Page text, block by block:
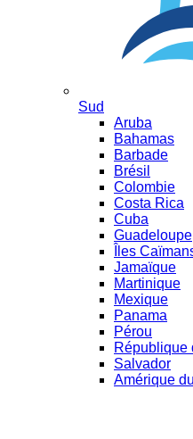
Sud
Aruba
Bahamas
Barbade
Brésil
Colombie
Costa Rica
Cuba
Guadeloupe
Îles
Jamaïque
Martinique
Mexique
Panama
Pérou
République
Salvador
Amérique